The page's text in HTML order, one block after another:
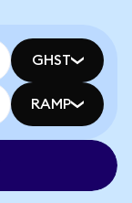
GHST
RAMP